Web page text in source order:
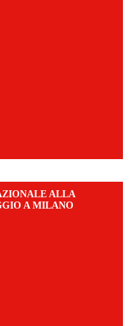
ALLA
A MILANO